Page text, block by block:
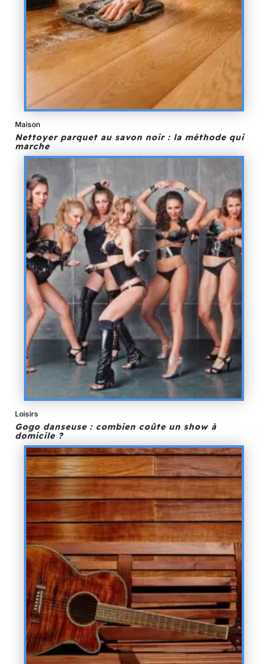
Maison
Nettoyer parquet au savon noir : la méthode qui
marche
Loisirs
Gogo danseuse : combien coûte un show à
domicile ?